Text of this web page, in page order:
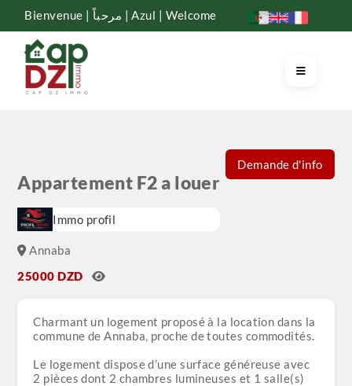
Bienvenue | مرحباً | Azul | Welcome
Appartement F2 a louer
Immo profil
Annaba
25000 DZD
Demande d'info
Charmant un logement proposé à la location dans la
commune de Annaba, proche de toutes commodités.
Le logement dispose d’une surface généreuse avec
2 pièces dont 2 chambres lumineuses et 1 salle(s)